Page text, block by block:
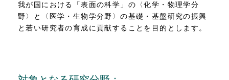
我が国における「表面の科学」の〈化学・物理学分
野〉と〈医学・生物学分野〉の基礎・基盤研究の振興
と若い研究者の育成に貢献することを目的とします。